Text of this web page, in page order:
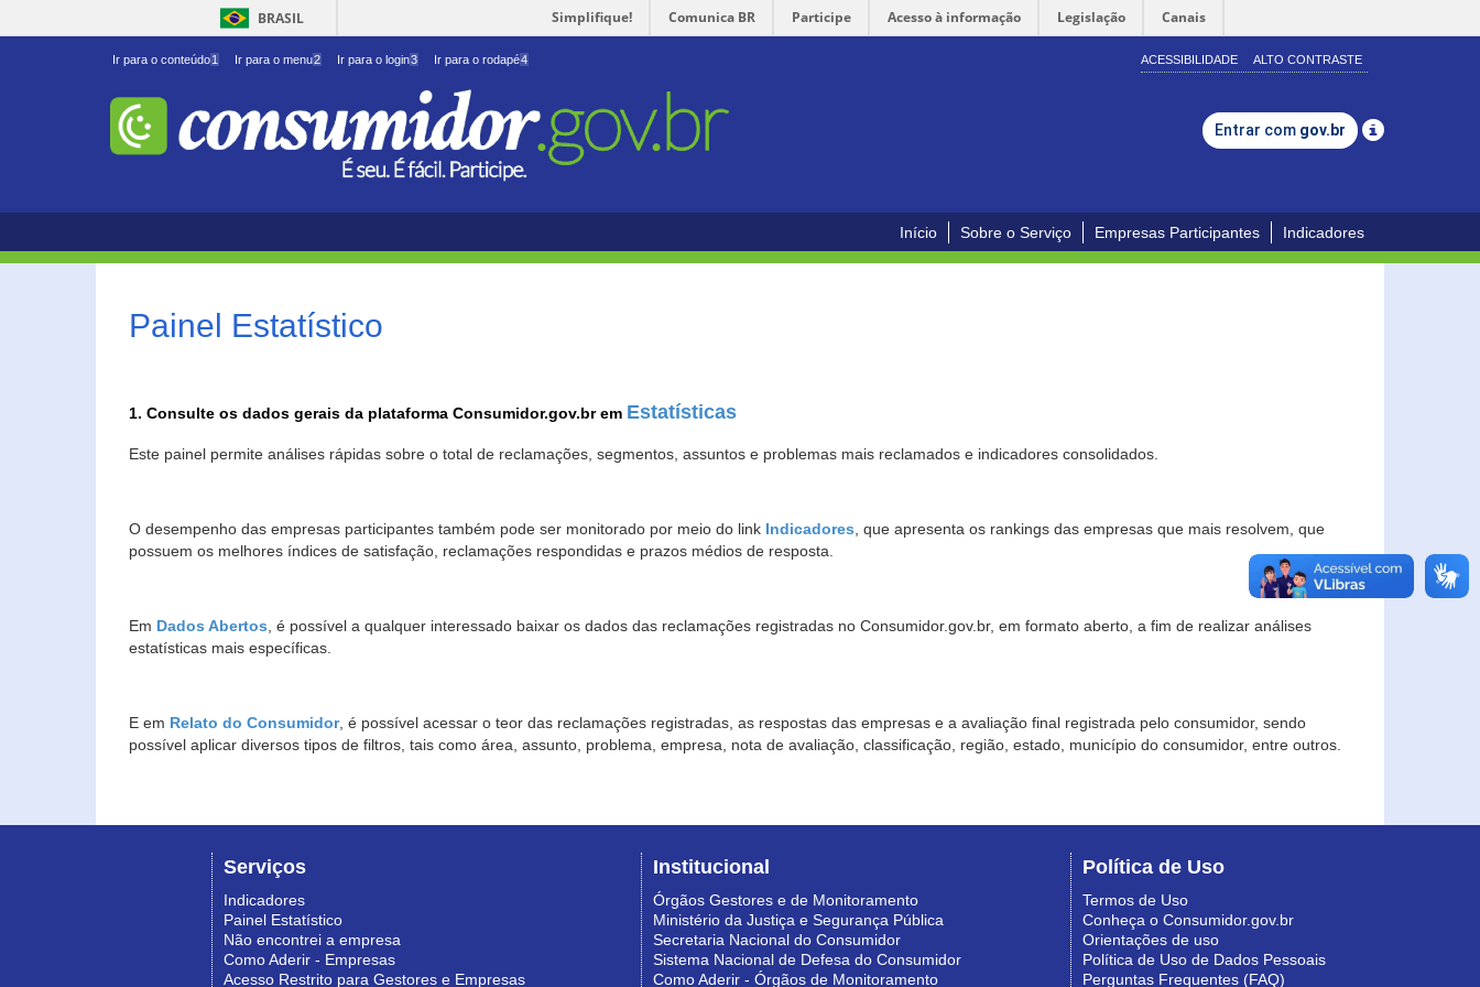
BRASIL Simplifique! Comunica BR Participe Acesso à informação Legislação Canais
Ir para o conteúdo1 Ir para o menu2 Ir para o login3 Ir para o rodapé4 ACESSIBILIDADE ALTO CONTRASTE
Entrar com gov.br
Início Sobre o Serviço Empresas Participantes Indicadores
Painel Estatístico
1. Consulte os dados gerais da plataforma Consumidor.gov.br em Estatísticas
Este painel permite análises rápidas sobre o total de reclamações, segmentos, assuntos e problemas mais reclamados e indicadores consolidados.
O desempenho das empresas participantes também pode ser monitorado por meio do link Indicadores, que apresenta os rankings das empresas que mais resolvem, que
possuem os melhores índices de satisfação, reclamações respondidas e prazos médios de resposta.
Em Dados Abertos, é possível a qualquer interessado baixar os dados das reclamações registradas no Consumidor.gov.br, em formato aberto, a fim de realizar análises
estatísticas mais específicas.
E em Relato do Consumidor, é possível acessar o teor das reclamações registradas, as respostas das empresas e a avaliação final registrada pelo consumidor, sendo
possível aplicar diversos tipos de filtros, tais como área, assunto, problema, empresa, nota de avaliação, classificação, região, estado, município do consumidor, entre outros.
Serviços
Indicadores
Painel Estatístico
Não encontrei a empresa
Como Aderir - Empresas
Acesso Restrito para Gestores e Empresas
Institucional
Órgãos Gestores e de Monitoramento
Ministério da Justiça e Segurança Pública
Secretaria Nacional do Consumidor
Sistema Nacional de Defesa do Consumidor
Como Aderir - Órgãos de Monitoramento
Política de Uso
Termos de Uso
Conheça o Consumidor.gov.br
Orientações de uso
Política de Uso de Dados Pessoais
Perguntas Frequentes (FAQ)